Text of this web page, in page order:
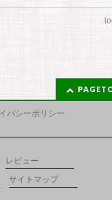
バシーポリシー
レビュー
サイトマップ